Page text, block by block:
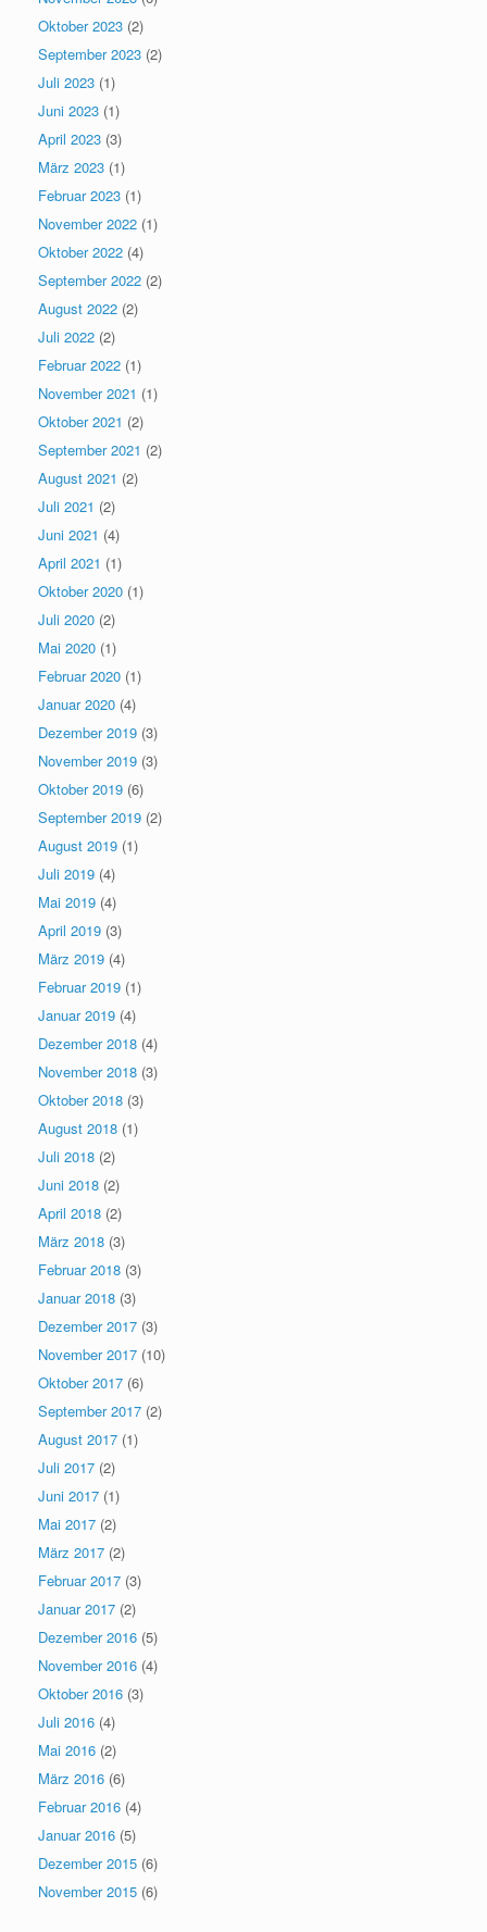
Oktober 2023 (2)
September 2023 (2)
Juli 2023 (1)
Juni 2023 (1)
April 2023 (3)
März 2023 (1)
Februar 2023 (1)
November 2022 (1)
Oktober 2022 (4)
September 2022 (2)
August 2022 (2)
Juli 2022 (2)
Februar 2022 (1)
November 2021 (1)
Oktober 2021 (2)
September 2021 (2)
August 2021 (2)
Juli 2021 (2)
Juni 2021 (4)
April 2021 (1)
Oktober 2020 (1)
Juli 2020 (2)
Mai 2020 (1)
Februar 2020 (1)
Januar 2020 (4)
Dezember 2019 (3)
November 2019 (3)
Oktober 2019 (6)
September 2019 (2)
August 2019 (1)
Juli 2019 (4)
Mai 2019 (4)
April 2019 (3)
März 2019 (4)
Februar 2019 (1)
Januar 2019 (4)
Dezember 2018 (4)
November 2018 (3)
Oktober 2018 (3)
August 2018 (1)
Juli 2018 (2)
Juni 2018 (2)
April 2018 (2)
März 2018 (3)
Februar 2018 (3)
Januar 2018 (3)
Dezember 2017 (3)
November 2017 (10)
Oktober 2017 (6)
September 2017 (2)
August 2017 (1)
Juli 2017 (2)
Juni 2017 (1)
Mai 2017 (2)
März 2017 (2)
Februar 2017 (3)
Januar 2017 (2)
Dezember 2016 (5)
November 2016 (4)
Oktober 2016 (3)
Juli 2016 (4)
Mai 2016 (2)
März 2016 (6)
Februar 2016 (4)
Januar 2016 (5)
Dezember 2015 (6)
November 2015 (6)